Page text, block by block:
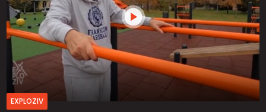
EXPLOZIV